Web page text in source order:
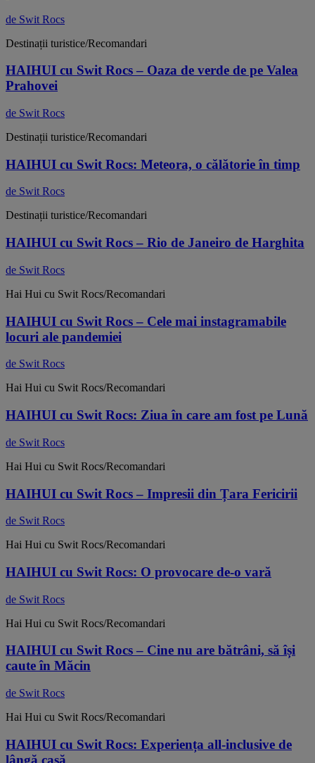
de Swit Rocs
Destinații turistice/Recomandari
HAIHUI cu Swit Rocs – Oaza de verde de pe Valea
Prahovei
de Swit Rocs
Destinații turistice/Recomandari
HAIHUI cu Swit Rocs: Meteora, o călătorie în timp
de Swit Rocs
Destinații turistice/Recomandari
HAIHUI cu Swit Rocs – Rio de Janeiro de Harghita
de Swit Rocs
Hai Hui cu Swit Rocs/Recomandari
HAIHUI cu Swit Rocs – Cele mai instagramabile
locuri ale pandemiei
de Swit Rocs
Hai Hui cu Swit Rocs/Recomandari
HAIHUI cu Swit Rocs: Ziua în care am fost pe Lună
de Swit Rocs
Hai Hui cu Swit Rocs/Recomandari
HAIHUI cu Swit Rocs – Impresii din Țara Fericirii
de Swit Rocs
Hai Hui cu Swit Rocs/Recomandari
HAIHUI cu Swit Rocs: O provocare de-o vară
de Swit Rocs
Hai Hui cu Swit Rocs/Recomandari
HAIHUI cu Swit Rocs – Cine nu are bătrâni, să își
caute în Măcin
de Swit Rocs
Hai Hui cu Swit Rocs/Recomandari
HAIHUI cu Swit Rocs: Experiența all-inclusive de
lângă casă